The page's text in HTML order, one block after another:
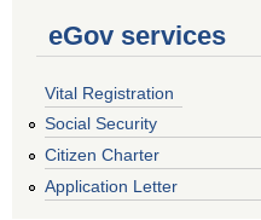
eGov services
Vital Registration
Social Security
Citizen Charter
Application Letter